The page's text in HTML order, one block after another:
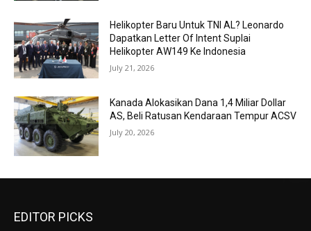
Helikopter Baru Untuk TNI AL? Leonardo
Dapatkan Letter Of Intent Suplai
Helikopter AW149 Ke Indonesia
July 21, 2026
Kanada Alokasikan Dana 1,4 Miliar Dollar
AS, Beli Ratusan Kendaraan Tempur ACSV
July 20, 2026
EDITOR PICKS